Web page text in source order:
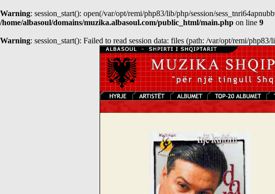
Warning: session_start(): open(/var/opt/remi/php83/lib/php/session/
/home/albasoul/domains/muzika.albasoul.com/public_html/main.php on line 9
Warning: session_start(): Failed to read session data: files (path: /var/opt/remi/php83/